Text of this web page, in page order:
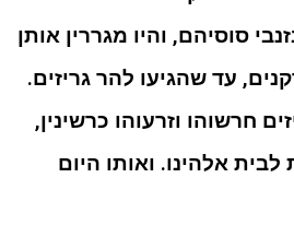
סוסיהם, והיו מגררין אותן
עד שהגיעו להר גריזים.
חרשוהו וזרעוהו כרשינין,
אלהינו. ואותו היום